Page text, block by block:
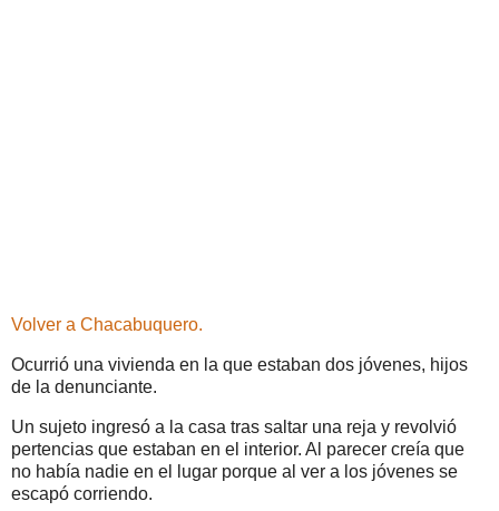
Volver a Chacabuquero.
Ocurrió una vivienda en la que estaban dos jóvenes, hijos
de la denunciante.
Un sujeto ingresó a la casa tras saltar una reja y revolvió
pertencias que estaban en el interior. Al parecer creía que
no había nadie en el lugar porque al ver a los jóvenes se
escapó corriendo.